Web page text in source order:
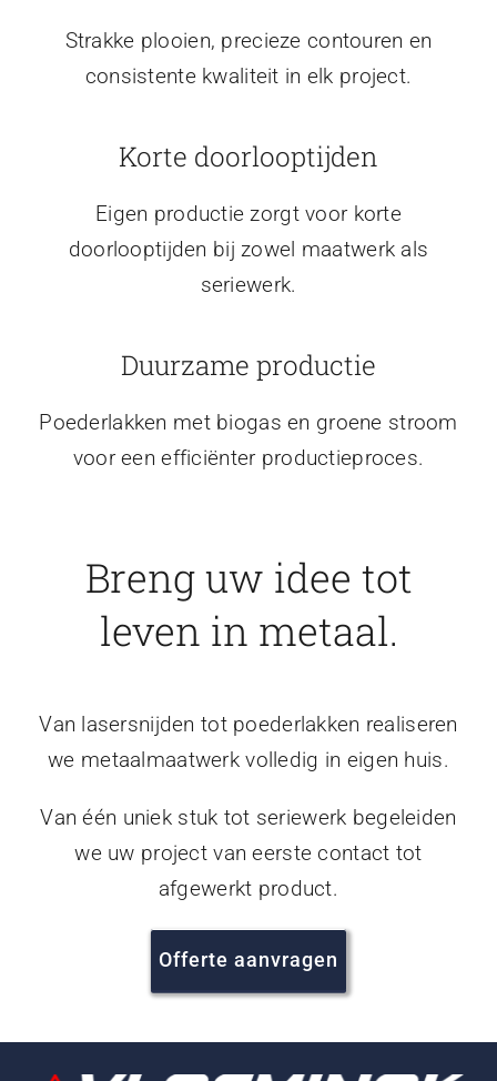
Strakke plooien, precieze contouren en
consistente kwaliteit in elk project.
Korte doorlooptijden
Eigen productie zorgt voor korte
doorlooptijden bij zowel maatwerk als
seriewerk.
Duurzame productie
Poederlakken met biogas en groene stroom
voor een efficiënter productieproces.
Breng uw idee tot
leven in metaal.
Van lasersnijden tot poederlakken realiseren
we metaalmaatwerk volledig in eigen huis.
Van één uniek stuk tot seriewerk begeleiden
we uw project van eerste contact tot
afgewerkt product.
Offerte aanvragen